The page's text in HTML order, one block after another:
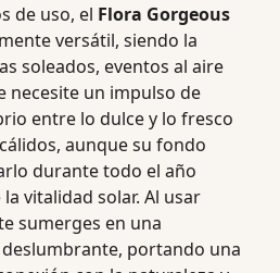
de uso, el Flora Gorgeous
versátil, siendo la
soleados, eventos al aire
necesite un impulso de
entre lo dulce y lo fresco
aunque su fondo
durante todo el año
vitalidad solar. Al usar
sumerges en una
portando una